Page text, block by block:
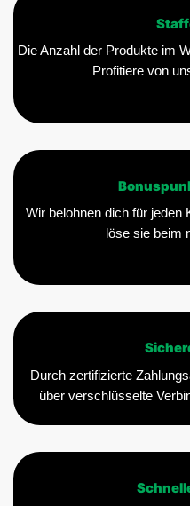
Die Anzahl der Produkte im
Profitiere von
Wir belohnen dich für jeden
löse sie beim
Durch zertifizierte
über verschlüsselte